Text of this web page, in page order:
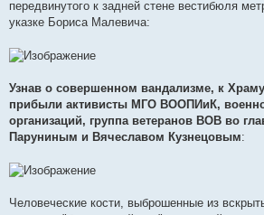
передвинутого к задней стене вестибюля
указке Бориса Малевича:
Узнав о совершенном вандализме, к
прибыли активисты МГО ВООПИиК,
организаций, группа ветеранов ВОВ во
Паруниным и Вячеславом Кузнецовым:
Человеческие кости, выброшенные из